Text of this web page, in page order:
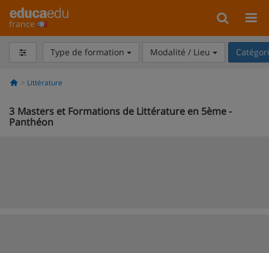
france
Type de formation Modalité / Lieu
Littérature
3 Masters et Formations de Littérature en 5ème -
Panthéon